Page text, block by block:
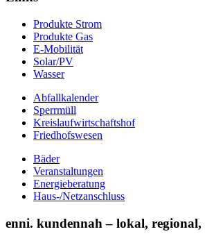
Produkte Strom
Produkte Gas
E-Mobilität
Solar/PV
Wasser
Abfallkalender
Sperrmüll
Kreislaufwirtschaftshof
Friedhofswesen
Bäder
Veranstaltungen
Energieberatung
Haus-/Netzanschluss
enni. kundennah – lokal, regional,